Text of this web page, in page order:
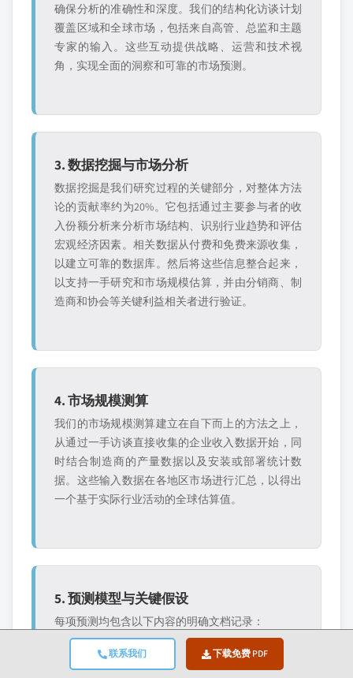
联系我们 下载免费 PDF
确保分析的准确性和深度。我们的结构化访谈计划
覆盖区域和全球市场，包括来自高管、总监和主题
专家的输入。这些互动提供战略、运营和技术视
角，实现全面的洞察和可靠的市场预测。
3. 数据挖掘与市场分析
数据挖掘是我们研究过程的关键部分，对整体方法
论的贡献率约为20%。它包括通过主要参与者的收
入份额分析来分析市场结构、识别行业趋势和评估
宏观经济因素。相关数据从付费和免费来源收集，
以建立可靠的数据库。然后将这些信息整合起来，
以支持一手研究和市场规模估算，并由分销商、制
造商和协会等关键利益相关者进行验证。
4. 市场规模测算
我们的市场规模测算建立在自下而上的方法之上，
从通过一手访谈直接收集的企业收入数据开始，同
时结合制造商的产量数据以及安装或部署统计数
据。这些输入数据在各地区市场进行汇总，以得出
一个基于实际行业活动的全球估算值。
5. 预测模型与关键假设
每项预测均包含以下内容的明确文档记录：
✓ 主要增长驱动因素及
其预期影响
✓ 制约因素与缓解场景